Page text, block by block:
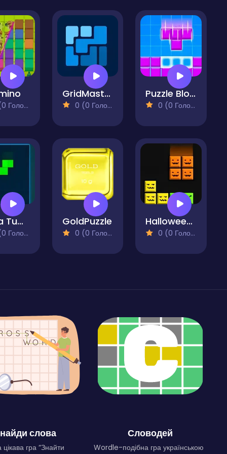
GridMaster
0 (0 Голосів)
Puzzle Blocks ASMR Match
0 (0 Голосів)
Tetra Tumble Puzzle Game GoldPuzzle
0 (0 Голосів)
Halloween Blocks
0 (0 Голосів)
слова
гра “Знайти
Словодей
Wordle-подібна гра українською